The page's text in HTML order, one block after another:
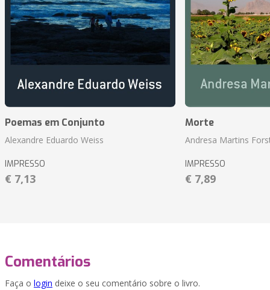
Poemas em Conjunto
Alexandre Eduardo Weiss
IMPRESSO
€ 7,13
Morte
Andresa Martins
IMPRESSO
€ 7,89
Comentários
Faça o login deixe o seu comentário sobre o livro.